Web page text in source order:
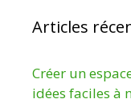
Articles
Créer un
idées faciles à